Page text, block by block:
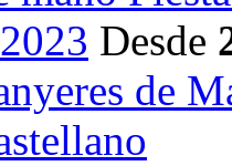
Desde
de